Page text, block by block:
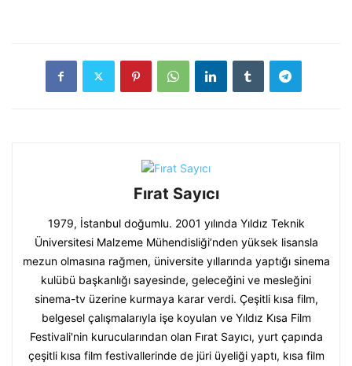
Fırat Sayıcı
1979, İstanbul doğumlu. 2001 yılında Yıldız Teknik
Üniversitesi Malzeme Mühendisliği’nden yüksek lisansla
mezun olmasına rağmen, üniversite yıllarında yaptığı sinema
kulübü başkanlığı sayesinde, geleceğini ve mesleğini
sinema-tv üzerine kurmaya karar verdi. Çeşitli kısa film,
belgesel çalışmalarıyla işe koyulan ve Yıldız Kısa Film
Festivali'nin kurucularından olan Fırat Sayıcı, yurt çapında
çeşitli kısa film festivallerinde de jüri üyeliği yaptı, kısa film